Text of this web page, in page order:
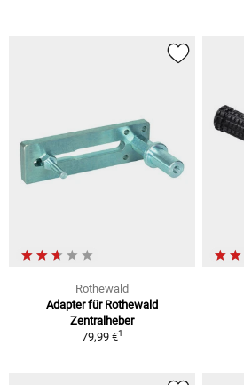
Rothewald
Adapter für Rothewald
Zentralheber
79,99 €1